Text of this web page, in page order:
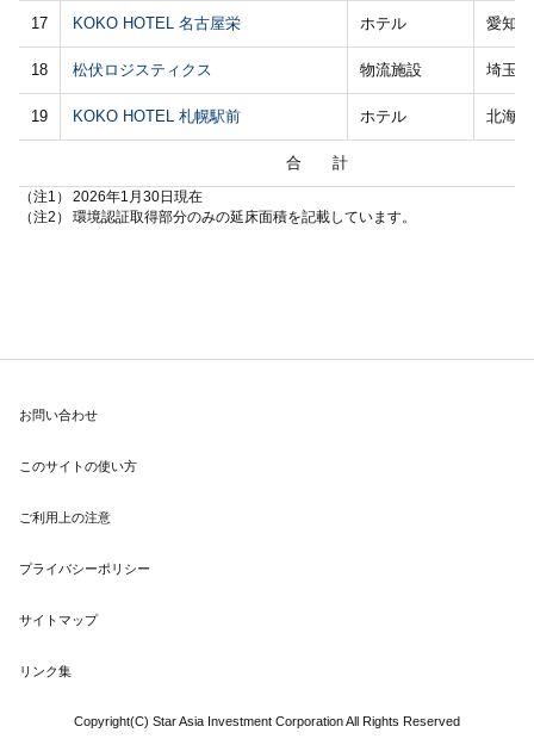
17 KOKO HOTEL 名古屋栄 ホテル 愛知
18 松伏ロジスティクス 物流施設 埼玉
19 KOKO HOTEL 札幌駅前 ホテル 北海
合 計
（注1）
2026年1月30日現在
（注2）
環境認証取得部分のみの延床面積を記載しています。
お問い合わせ
このサイトの使い方
ご利用上の注意
プライバシーポリシー
サイトマップ
リンク集
Copyright(C) Star Asia Investment Corporation All Rights Reserved